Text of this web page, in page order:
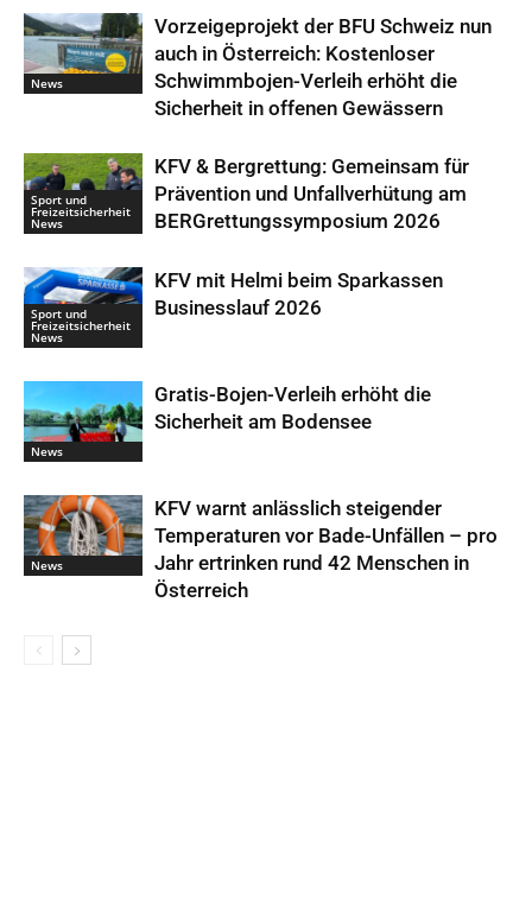
News
Vorzeigeprojekt der BFU Schweiz nun
auch in Österreich: Kostenloser
Schwimmbojen-Verleih erhöht die
Sicherheit in offenen Gewässern
Sport und
Freizeitsicherheit
News
KFV & Bergrettung: Gemeinsam für
Prävention und Unfallverhütung am
BERGrettungssymposium 2026
Sport und
Freizeitsicherheit
News
KFV mit Helmi beim Sparkassen
Businesslauf 2026
News
Gratis-Bojen-Verleih erhöht die
Sicherheit am Bodensee
News
KFV warnt anlässlich steigender
Temperaturen vor Bade-Unfällen – pro
Jahr ertrinken rund 42 Menschen in
Österreich